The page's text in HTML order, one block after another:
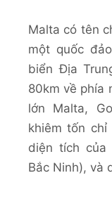
Malta có tên
một quốc
biển Địa
80km về phía
lớn Malta,
khiêm tốn
diện tích
Bắc Ninh), và